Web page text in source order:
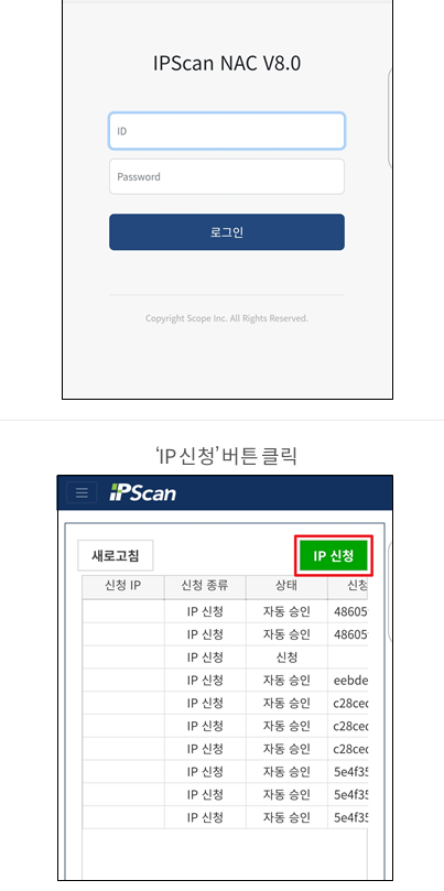
‘IP 신청’ 버튼 클릭